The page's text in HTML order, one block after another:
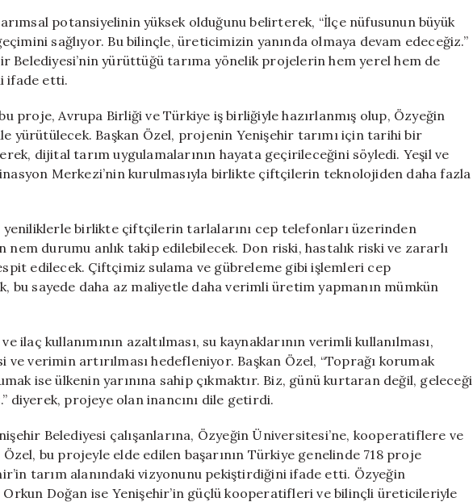
potansiyelinin yüksek olduğunu belirterek, “İlçe nüfusunun büyük
sağlıyor. Bu bilinçle, üreticimizin yanında olmaya devam edeceğiz.”
Belediyesi’nin yürüttüğü tarıma yönelik projelerin hem yerel hem de
ifade etti.
proje, Avrupa Birliği ve Türkiye iş birliğiyle hazırlanmış olup, Özyeğin
yürütülecek. Başkan Özel, projenin Yenişehir tarımı için tarihi bir
dijital tarım uygulamalarının hayata geçirileceğini söyledi. Yeşil ve
Merkezi’nin kurulmasıyla birlikte çiftçilerin teknolojiden daha fazla
birlikte çiftçilerin tarlalarını cep telefonları üzerinden
nem durumu anlık takip edilebilecek. Don riski, hastalık riski ve zararlı
edilecek. Çiftçimiz sulama ve gübreleme gibi işlemleri cep
bu sayede daha az maliyetle daha verimli üretim yapmanın mümkün
ilaç kullanımının azaltılması, su kaynaklarının verimli kullanılması,
verimin artırılması hedefleniyor. Başkan Özel, “Toprağı korumak
ise ülkenin yarınına sahip çıkmaktır. Biz, günü kurtaran değil, geleceği
diyerek, projeye olan inancını dile getirdi.
Belediyesi çalışanlarına, Özyeğin Üniversitesi’ne, kooperatiflere ve
bu projeyle elde edilen başarının Türkiye genelinde 718 proje
tarım alanındaki vizyonunu pekiştirdiğini ifade etti. Özyeğin
Doğan ise Yenişehir’in güçlü kooperatifleri ve bilinçli üreticileriyle